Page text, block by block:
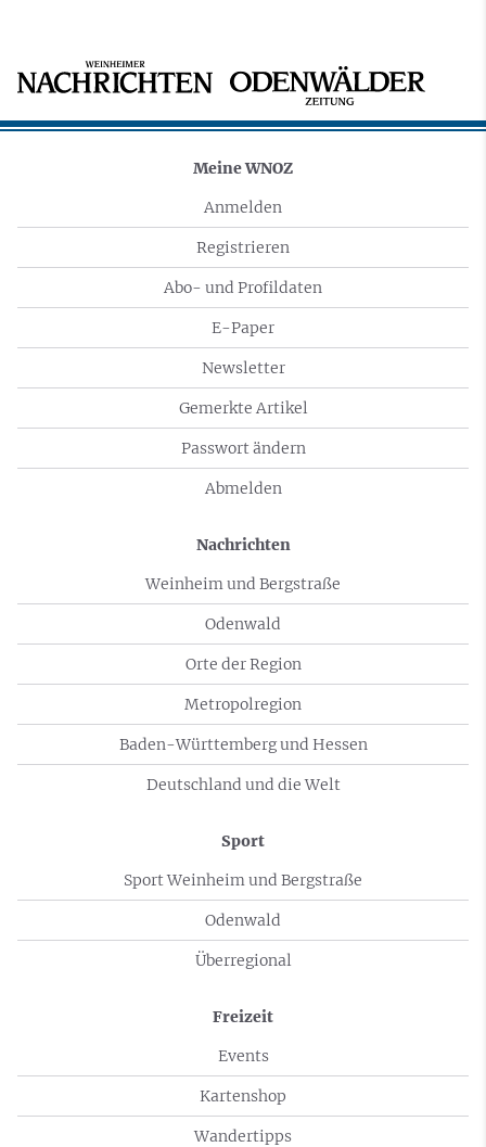
Meine WNOZ
Anmelden
Registrieren
Abo- und Profildaten
E-Paper
Newsletter
Gemerkte Artikel
Passwort ändern
Abmelden
Nachrichten
Weinheim und Bergstraße
Odenwald
Orte der Region
Metropolregion
Baden-Württemberg und Hessen
Deutschland und die Welt
Sport
Sport Weinheim und Bergstraße
Odenwald
Überregional
Freizeit
Events
Kartenshop
Wandertipps